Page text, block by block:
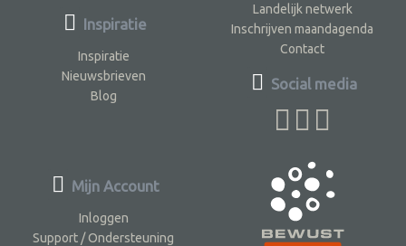
Inspiratie
Inspiratie
Nieuwsbrieven
Blog
Landelijk netwerk
Inschrijven maandagenda
Contact
Social media
Mijn Account
Inloggen
Support / Ondersteuning